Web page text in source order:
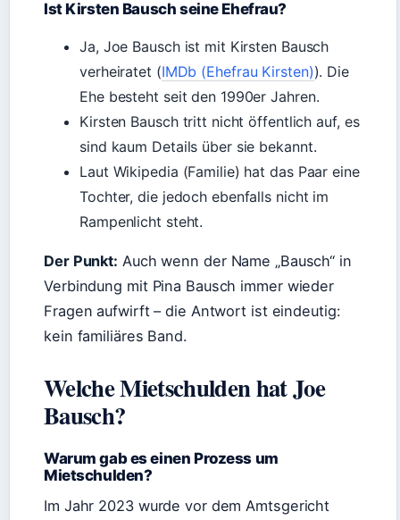
Ist Kirsten Bausch seine Ehefrau?
Ja, Joe Bausch ist mit Kirsten Bausch
verheiratet (IMDb (Ehefrau Kirsten)). Die
Ehe besteht seit den 1990er Jahren.
Kirsten Bausch tritt nicht öffentlich auf, es
sind kaum Details über sie bekannt.
Laut Wikipedia (Familie) hat das Paar eine
Tochter, die jedoch ebenfalls nicht im
Rampenlicht steht.
Der Punkt: Auch wenn der Name „Bausch“ in
Verbindung mit Pina Bausch immer wieder
Fragen aufwirft – die Antwort ist eindeutig:
kein familiäres Band.
Welche Mietschulden hat Joe
Bausch?
Warum gab es einen Prozess um
Mietschulden?
Im Jahr 2023 wurde vor dem Amtsgericht